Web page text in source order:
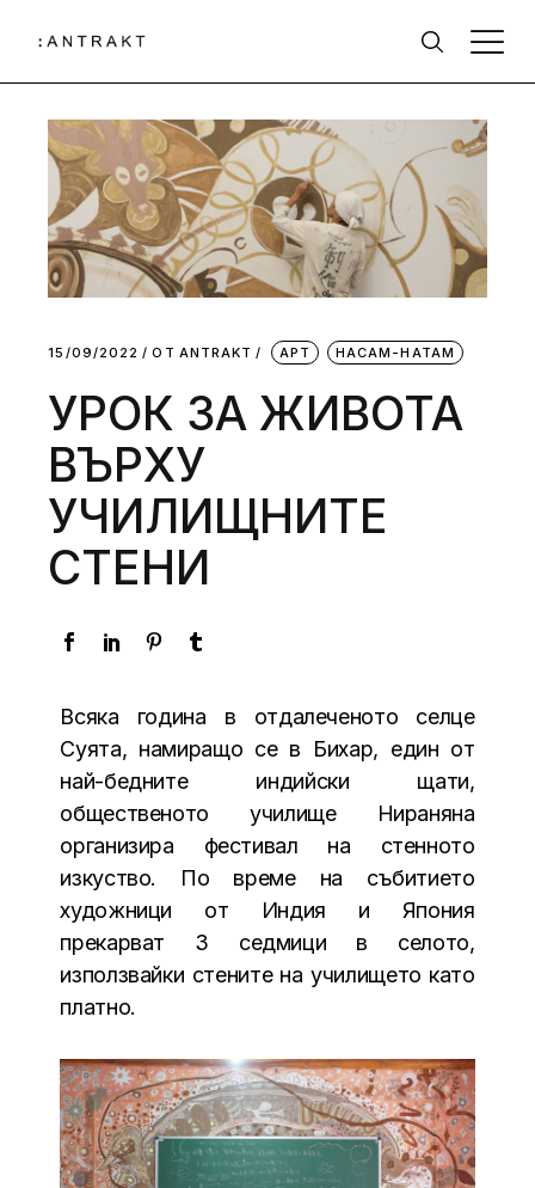
15/09/2022 ОТ АNTRAKT АРТ НАСАМ-НАТАМ
УРОК ЗА ЖИВОТА
ВЪРХУ
УЧИЛИЩНИТЕ
СТЕНИ
Всяка година в отдалеченото селце
Суята, намиращо се в Бихар, един от
най-бедните индийски щати,
общественото училище Нираняна
организира фестивал на стенното
изкуство. По време на събитието
художници от Индия и Япония
прекарват 3 седмици в селото,
използвайки стените на училището като
платно.